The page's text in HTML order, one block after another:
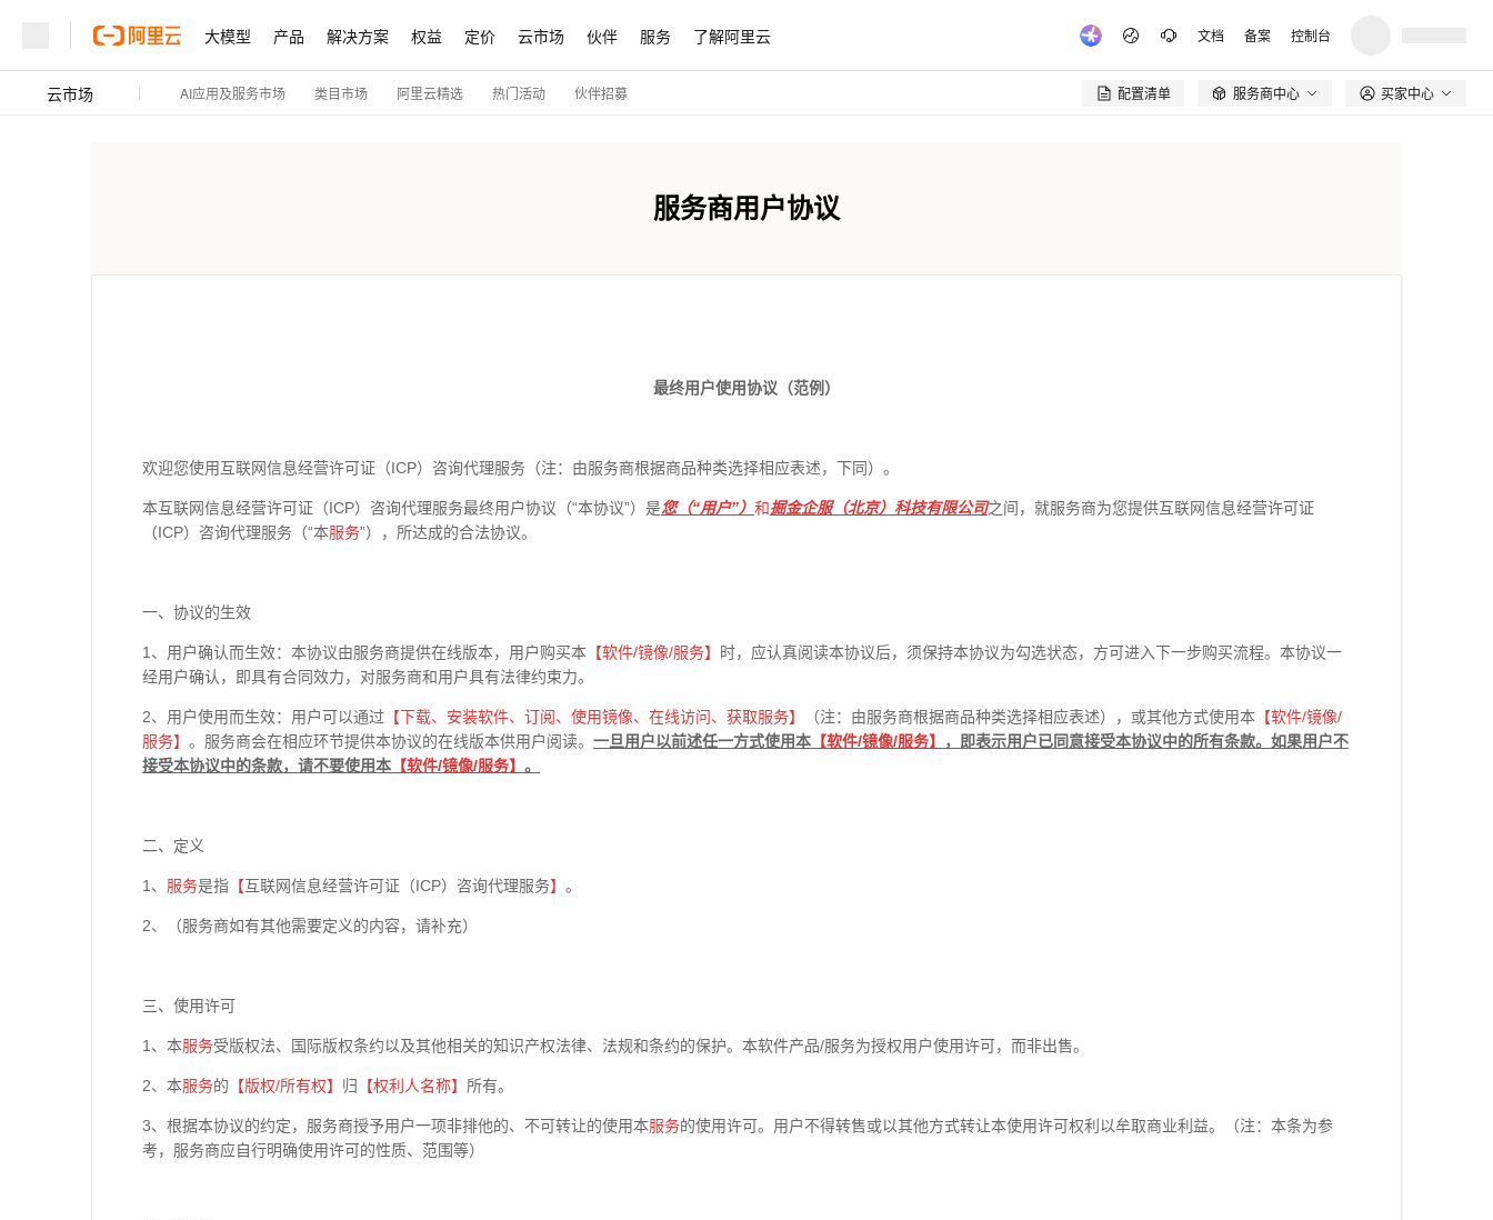
大模型 产品 解决方案 权益 定价 云市场 伙伴 服务 了解阿里云 文档 备案 控制台
云市场 AI应用及服务市场 类目市场 阿里云精选 热门活动 伙伴招募 配置清单  服务商中心 买家中心
服务商用户协议
最终用户使用协议（范例）
欢迎您使用互联网信息经营许可证（ICP）咨询代理服务（注：由服务商根据商品种类选择相应表述，下同）。
本互联网信息经营许可证（ICP）咨询代理服务最终用户协议（“本协议”）是您（“用户”） 和掘金企服（北京）科技有限公司之间，就服务商为您提供互联网信息经营许可证
（ICP）咨询代理服务（“本服务”），所达成的合法协议。
一、协议的生效
1、用户确认而生效：本协议由服务商提供在线版本，用户购买本 【软件/镜像/服务】
时，应认真阅读本协议后，须保持本协议为勾选状态，方可进入下一步购买流程。本协议一
经用户确认，即具有合同效力，对服务商和用户具有法律约束力。
2、用户使用而生效：用户可以通过 【下载、安装软件、订阅、使用镜像、在线访问、获取服务】 （注：由服务商根据商品种类选择相应表述），或其他方式使用本 【软件/镜像/
服务】 。服务商会在相应环节提供本协议的在线版本供用户阅读。 一旦用户以前述任一方式使用本 【软件/镜像/服务】
，即表示用户已同意接受本协议中的所有条款。如果用户不
接受本协议中的条款，请不要使用本 【软件/镜像/服务】 。
二、定义
1、 服务是指 【互联网信息经营许可证（ICP）咨询代理服务】 。
2、（服务商如有其他需要定义的内容，请补充）
三、使用许可
1、本服务受版权法、国际版权条约以及其他相关的知识产权法律、法规和条约的保护。本软件产品/服务为授权用户使用许可，而非出售。
2、本服务的 【版权/所有权】 归 【权利人名称】 所有。
3、根据本协议的约定，服务商授予用户一项非排他的、不可转让的使用本服务的使用许可。用户不得转售或以其他方式转让本使用许可权利以牟取商业利益。（注：本条为参
考，服务商应自行明确使用许可的性质、范围等）